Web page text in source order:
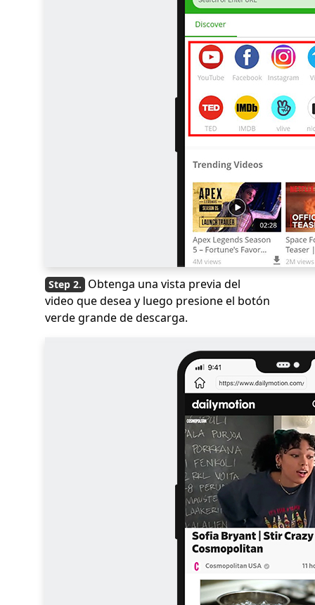
Obtenga una vista previa del
video que desea y luego presione el botón
verde grande de descarga.